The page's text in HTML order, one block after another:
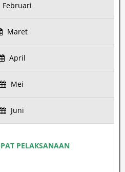
Februari
Maret
April
Mei
Juni
PELAKSANAAN